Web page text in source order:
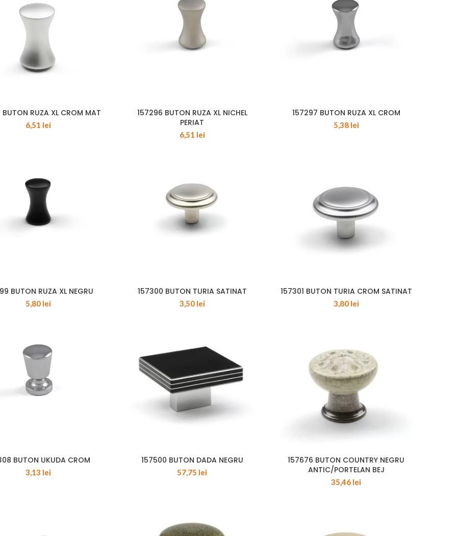
RUZA XL CROM MAT
6,51 lei
157296 BUTON RUZA XL NICHEL
PERIAT
6,51 lei
157297 BUTON RUZA XL CROM
5,38 lei
BUTON RUZA XL NEGRU
5,80 lei
157300 BUTON TURIA SATINAT
3,50 lei
157301 BUTON TURIA CROM SATINAT
3,80 lei
BUTON UKUDA CROM
3,13 lei
157500 BUTON DADA NEGRU
57,75 lei
157676 BUTON COUNTRY NEGRU
ANTIC/PORTELAN BEJ
35,46 lei